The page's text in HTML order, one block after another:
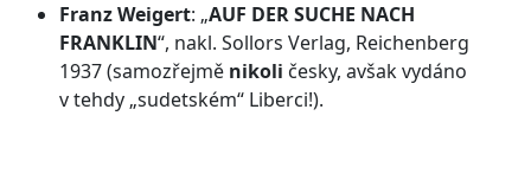
Franz Weigert: „AUF DER SUCHE NACH
FRANKLIN“, nakl. Sollors Verlag, Reichenberg
1937 (samozřejmě nikoli česky, avšak vydáno
v tehdy „sudetském“ Liberci!).